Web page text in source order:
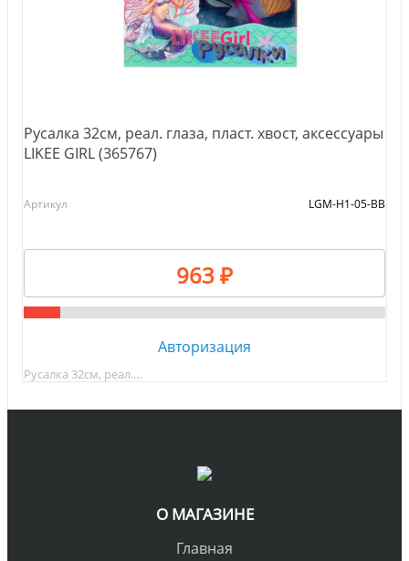
Русалка 32см, реал. глаза, пласт. хвост, аксессуары
LIKEE GIRL (365767)
Артикул LGM-H1-05-BB
963 ₽
Авторизация
Русалка 32см, реал.…
О МАГАЗИНЕ
Главная